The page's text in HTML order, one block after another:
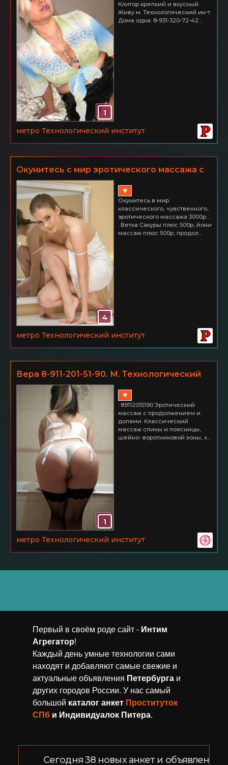
1
Клитор крепкий и вкусный.
Живу м. Технологический ин-т.
Дома одна. 8-931-320-72-42...
метро Технологический институт
Окунитесь с мир эротического массажа с
интимом
4
♥
Окунитесь в мир
классического, чувственного,
эротического массажа 3000р. .
. Ветка Сакуры плюс 500р, йони
массаж плюс 500р, продол...
метро Технологический институт
Вера 8-911-201-51-90. М. Технологический
институт
1
♥
: 89112015190 Эротический
массаж с продолжением и
допами. Классический
массаж спины и поясницы,
шейно- воротниковой зоны, х...
метро Технологический институт
Первый в своём роде сайт - Интим
Агрегaтор!
Каждый день умные технологии сами
находят и добавляют самые свежие и
актуальные объявления Петербурга и
других городов России. У нас самый
большой каталог анкет Проституток
СПб и Индивидуалок Питера.
Сегодня 38 новых анкет и объявлений!